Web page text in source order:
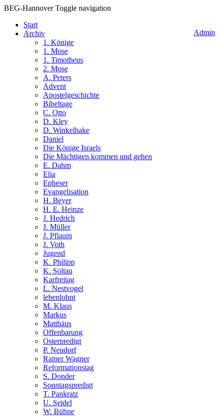
BEG-Hannover Toggle navigation
Admin
Start
Archiv
1. Könige
1. Mose
1. Timotheus
2. Mose
A. Peters
Advent
Apostelgeschichte
Bibeltage
C. Otto
D. Kley
D. Winkelhake
Daniel
Die Könige Israels
Die Mächtigen kommen und gehen
E. Dahm
Elia
Epheser
Evangelisation
H. Beyer
H. E. Heinze
J. Hedrich
J. Müller
J. Pflaum
J. Voth
Jugend
K. Philipp
K. Soltau
Karfreitag
L. Nestvogel
lebenlohnt
M. Klaus
Markus
Matthäus
Offenbarung
Osterpredigt
P. Neudorf
Rainer Wagner
Reformationstag
S. Donder
Sonntagspredigt
T. Pankratz
U. Seidel
W. Bühne